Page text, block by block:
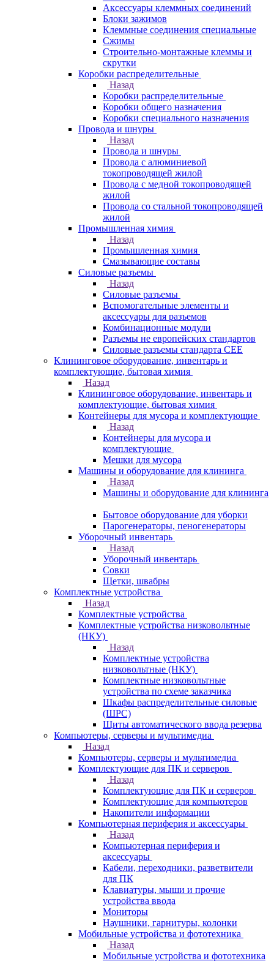
Аксессуары клеммных соединений
Блоки зажимов
Клеммные соединения специальные
Сжимы
Строительно-монтажные клеммы и
скрутки
Коробки распределительные
Назад
Коробки распределительные
Коробки общего назначения
Коробки специального назначения
Провода и шнуры
Назад
Провода и шнуры
Провода с алюминиевой
токопроводящей жилой
Провода с медной токопроводящей
жилой
Провода со стальной токопроводящей
жилой
Промышленная химия
Назад
Промышленная химия
Смазывающие составы
Силовые разъемы
Назад
Силовые разъемы
Вспомогательные элементы и
аксессуары для разъемов
Комбинационные модули
Разъемы не европейских стандартов
Силовые разъемы стандарта CEE
Клининговое оборудование, инвентарь и
комплектующие, бытовая химия
Назад
Клининговое оборудование, инвентарь и
комплектующие, бытовая химия
Контейнеры для мусора и комплектующие
Назад
Контейнеры для мусора и
комплектующие
Мешки для мусора
Машины и оборудование для клининга
Назад
Машины и оборудование для клининга
Бытовое оборудование для уборки
Парогенераторы, пеногенераторы
Уборочный инвентарь
Назад
Уборочный инвентарь
Совки
Щетки, швабры
Комплектные устройства
Назад
Комплектные устройства
Комплектные устройства низковольтные
(НКУ)
Назад
Комплектные устройства
низковольтные (НКУ)
Комплектные низковольтные
устройства по схеме заказчика
Шкафы распределительные силовые
(ШРС)
Щиты автоматического ввода резерва
Компьютеры, серверы и мультимедиа
Назад
Компьютеры, серверы и мультимедиа
Комплектующие для ПК и серверов
Назад
Комплектующие для ПК и серверов
Комплектующие для компьютеров
Накопители информации
Компьютерная периферия и аксессуары
Назад
Компьютерная периферия и
аксессуары
Кабели, переходники, разветвители
для ПК
Клавиатуры, мыши и прочие
устройства ввода
Мониторы
Наушники, гарнитуры, колонки
Мобильные устройства и фототехника
Назад
Мобильные устройства и фототехника